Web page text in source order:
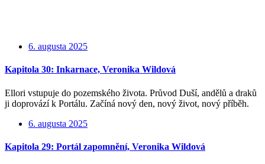
6. augusta 2025
Kapitola 30: Inkarnace, Veronika Wildová
Ellori vstupuje do pozemského života. Průvod Duší, andělů a draků
ji doprovází k Portálu. Začíná nový den, nový život, nový příběh.
6. augusta 2025
Kapitola 29: Portál zapomnění, Veronika Wildová